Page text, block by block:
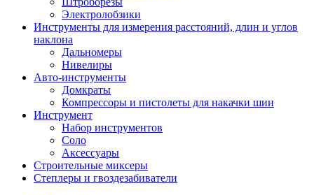
Электролобзики
Инструменты для измерения расстояний, длин и углов
наклона
Дальномеры
Нивелиры
Авто-инструменты
Домкраты
Компрессоры и пистолеты для накачки шин
Инструмент
Набор инструментов
Соло
Аксессуары
Строительные миксеры
Степлеры и гвоздезабиватели